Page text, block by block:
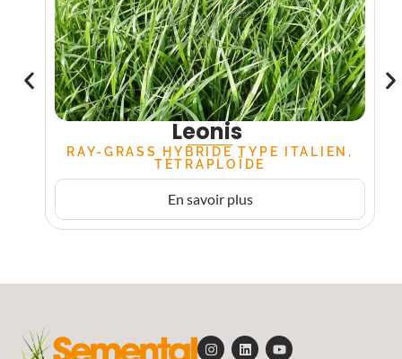
Leonis
RAY-GRASS HYBRIDE TYPE ITALIEN,
TÉTRAPLOÏDE
En savoir plus